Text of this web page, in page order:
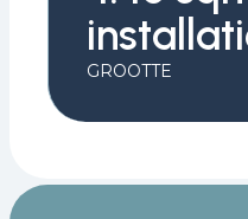
GROOTTE